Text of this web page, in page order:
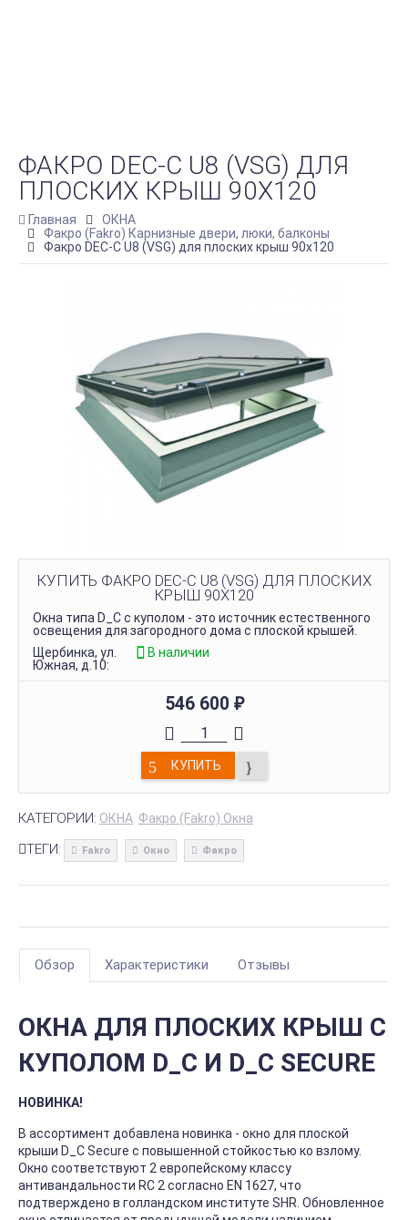
ФАКРО DEC-C U8 (VSG) ДЛЯ
ПЛОСКИХ КРЫШ 90Х120
Главная
ОКНА
Факро (Fakro) Карнизные двери, люки, балконы
Факро DEC-C U8 (VSG) для плоских крыш 90х120
КУПИТЬ ФАКРО DEC-C U8 (VSG) ДЛЯ ПЛОСКИХ
КРЫШ 90Х120
Окна типа D_C с куполом - это источник естественного
освещения для загородного дома с плоской крышей.
Щербинка, ул.
Южная, д.10:
В наличии
546 600 ₽
КУПИТЬ
КАТЕГОРИИ: ОКНА Факро (Fakro) Окна
ТЕГИ: Fakro Окно Факро
Обзор Характеристики Отзывы
ОКНА ДЛЯ ПЛОСКИХ КРЫШ С
КУПОЛОМ D_С И D_C SECURE
НОВИНКА!
В ассортимент добавлена новинка - окно для плоской
крыши D_C Secure с повышенной стойкостью ко взлому.
Окно соответствуют 2 европейскому классу
антивандальности RC 2 согласно EN 1627, что
подтверждено в голландском институте SHR. Обновленное